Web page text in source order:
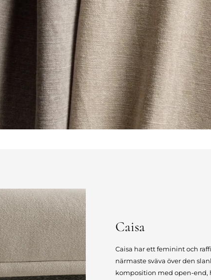
Caisa
Caisa har ett feminint och
närmaste sväva över den
komposition med open-end,